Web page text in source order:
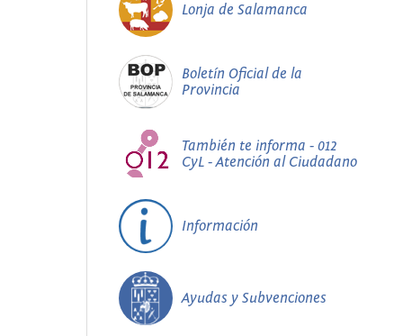
Lonja de Salamanca
Boletín Oficial de la
Provincia
También te informa - 012
CyL - Atención al Ciudadano
Información
Ayudas y Subvenciones